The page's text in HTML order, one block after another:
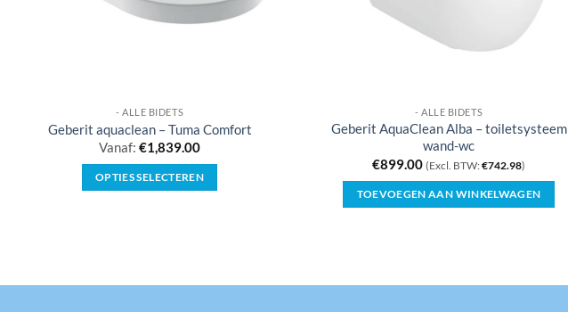
- ALLE BIDETS
Geberit aquaclean – Tuma Comfort
Vanaf: €1,839.00
OPTIES SELECTEREN
variaties.
- ALLE BIDETS
Geberit AquaClean Alba – toiletsysteem
wand-wc
€899.00 (Excl. BTW:€742.98)
TOEVOEGEN AAN WINKELWAGEN